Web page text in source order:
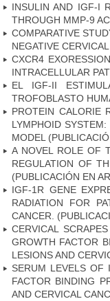
INSULIN AND IGF-I
THROUGH MMP-9
COMPARATIVE
NEGATIVE
CXCR4
INTRACELLULAR
EL IGF-II
TROFOBLASTO
PROTEIN CALORIE
LYMPHOID
MODEL
A NOVEL ROLE OF
REGULATION OF
(PUBLICACIÓN EN
IGF-1R GENE
RADIATION FOR
CANCER.
CERVICAL
GROWTH FACTOR
LESIONS AND
SERUM LEVELS OF
FACTOR BINDING
AND CERVICAL